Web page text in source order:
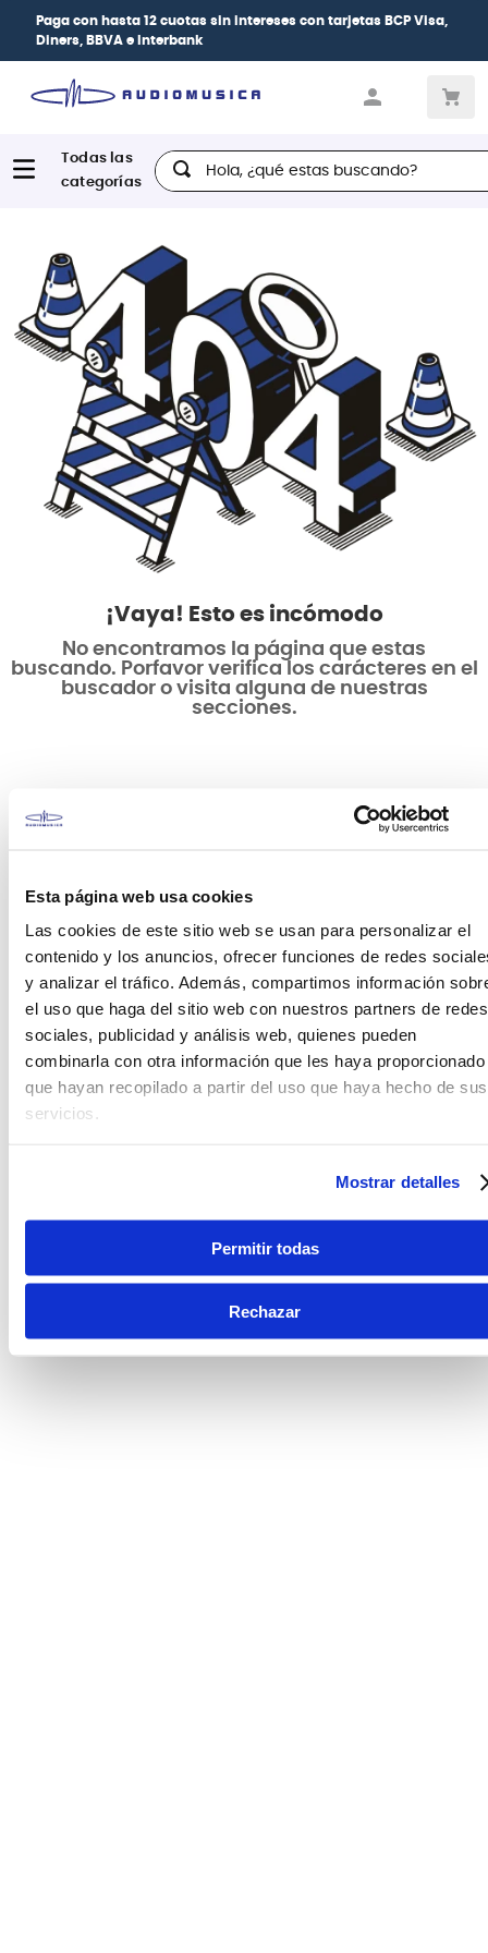
Esta página web usa cookies
Las cookies de este sitio web se usan para personalizar el
contenido y los anuncios, ofrecer funciones de redes
y analizar el tráfico. Además, compartimos información
el uso que haga del sitio web con nuestros partners de redes
sociales, publicidad y análisis web, quienes pueden
combinarla con otra información que les haya proporcionado
que hayan recopilado a partir del uso que haya hecho de sus
servicios.
Mostrar detalles
Permitir todas
Rechazar
Paga con hasta 12 cuotas sin intereses con tarjetas BCP Visa,
Diners, BBVA e Interbank
Hola, ¿qué estas buscando?
¡Vaya! Esto es incómodo
No encontramos la página que estas
buscando. Porfavor verifica los carácteres en el
buscador o visita alguna de nuestras
secciones.